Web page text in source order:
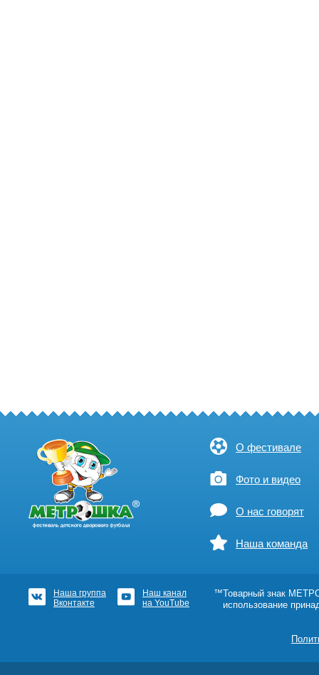
О фестивале
Фото и видео
О нас говорят
Наша команда
Наша группа
Вконтакте
Наш канал
на YouTube
™Товарный знак
использование